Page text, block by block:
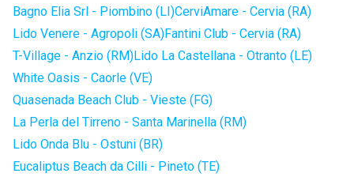
Bagno Elia Srl - Piombino (LI)CerviAmare - Cervia (RA)
Lido Venere - Agropoli (SA)Fantini Club - Cervia (RA)
T-Village - Anzio (RM)Lido La Castellana - Otranto (LE)
White Oasis - Caorle (VE)
Quasenada Beach Club - Vieste (FG)
La Perla del Tirreno - Santa Marinella (RM)
Lido Onda Blu - Ostuni (BR)
Eucaliptus Beach da Cilli - Pineto (TE)